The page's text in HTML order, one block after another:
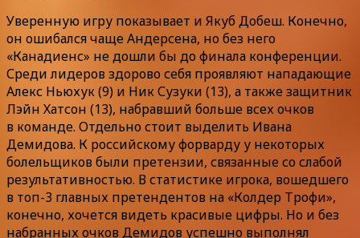
Уверенную игру показывает и Якуб Добеш. Конечно,
он ошибался чаще Андерсена, но без него
«Канадиенс» не дошли бы до финала конференции.
Среди лидеров здорово себя проявляют нападающие
Алекс Ньюхук (9) и Ник Сузуки (13), а также защитник
Лэйн Хатсон (13), набравший больше всех очков
в команде. Отдельно стоит выделить Ивана
Демидова. К российскому форварду у некоторых
болельщиков были претензии, связанные со слабой
результативностью. В статистике игрока, вошедшего
в топ-3 главных претендентов на «Колдер Трофи»,
конечно, хочется видеть красивые цифры. Но и без
набранных очков Демидов успешно выполнял